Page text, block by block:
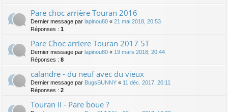
Pare choc arrière Touran 2016
Dernier message par lapinou80 « 21 mai 2018, 20:53
Réponses : 1
Pare Choc arriere Touran 2017 5T
Dernier message par lapinou80 « 19 mars 2018, 20:44
Réponses : 8
calandre - du neuf avec du vieux
Dernier message par BugsBUNNY « 11 déc. 2017, 20:11
Réponses : 2
Touran II - Pare boue ?